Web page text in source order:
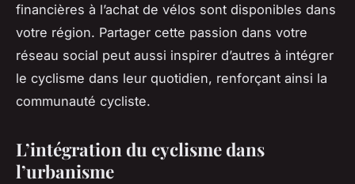
financières à l’achat de vélos sont disponibles dans
votre région. Partager cette passion dans votre
réseau social peut aussi inspirer d’autres à intégrer
le cyclisme dans leur quotidien, renforçant ainsi la
communauté cycliste.
L’intégration du cyclisme dans
l’urbanisme